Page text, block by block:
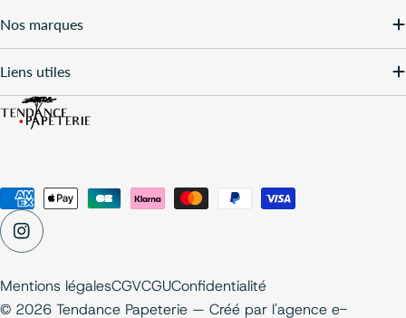
Nos marques
Liens utiles
Modes
de
paiement
Instagram
© 2026 Tendance Papeterie — Créé par l'agence e-
Mentions légalesCGVCGUConfidentialité